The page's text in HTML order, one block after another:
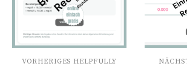
VORHERIGES HELPFULLY